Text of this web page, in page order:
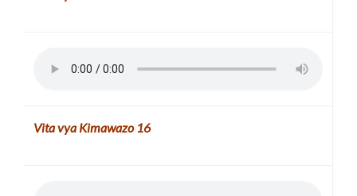
Vita vya Kimawazo16